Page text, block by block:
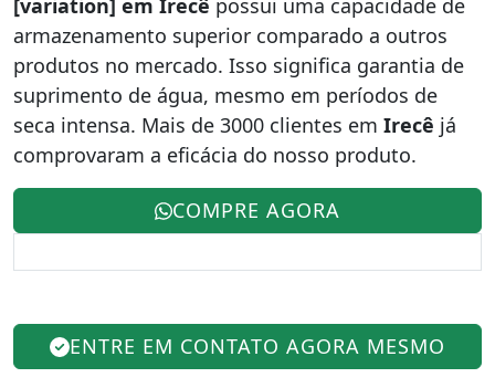
[variation] em Irecê possui uma capacidade de
armazenamento superior comparado a outros
produtos no mercado. Isso significa garantia de
suprimento de água, mesmo em períodos de
seca intensa. Mais de 3000 clientes em Irecê já
comprovaram a eficácia do nosso produto.
COMPRE AGORA
ENTRE EM CONTATO AGORA MESMO